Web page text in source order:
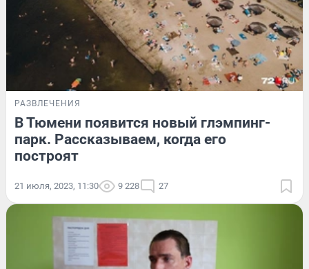
РАЗВЛЕЧЕНИЯ
В Тюмени появится новый глэмпинг-
парк. Рассказываем, когда его
построят
21 июля, 2023, 11:30 9 228 27